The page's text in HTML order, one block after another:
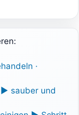
·
► sauber und